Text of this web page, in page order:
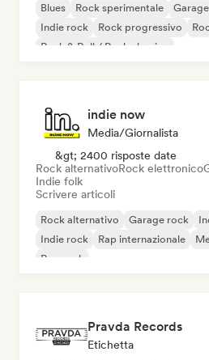
Blues Rock sperimentale
Indie rock
Rock progressivo
Rock & Roll / Rock classico
indie now
Media/Giornalista
&gt; 2400 risposte date
Rock alternativoRock elettronico
Indie folk
Scrivere articoli
Rock alternativo Garage rock
Indie rock
Rap internazionale
Pop rock
Pravda Records
Etichetta